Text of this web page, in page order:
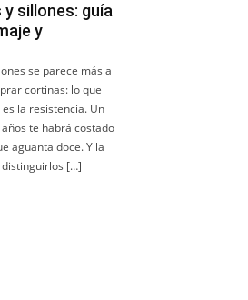
sillones: guía
y
se parece más a
cortinas: lo que
la resistencia. Un
te habrá costado
aguanta doce. Y la
[…]